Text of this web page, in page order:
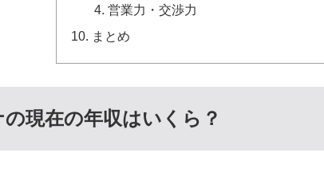
営業力・交渉力
まとめ
現在の年収はいくら？